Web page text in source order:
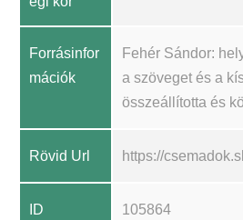
Forrásinfor
mációk
Fehér Sándor:
a szöveget és a
összeállította és
Rövid Url https://
ID 105864